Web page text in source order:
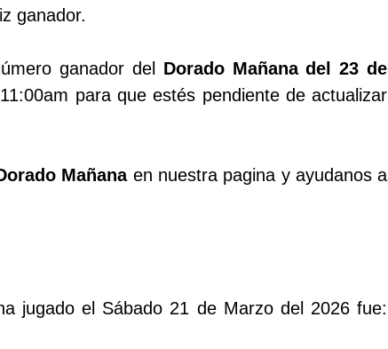
ganador.
ganador del Dorado Mañana del 23 de
para que estés pendiente de actualizar
Mañanaen nuestra pagina y ayudanos a
jugado el Sábado 21 de Marzo del 2026 fue: